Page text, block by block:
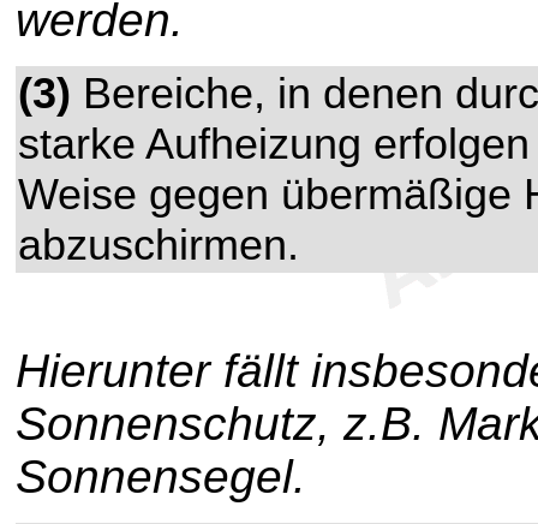
werden.
(3) Bereiche, in denen
starke Aufheizung
Weise gegen übermäßige
abzuschirmen.
Hierunter fällt
Sonnenschutz, z.B.
Sonnensegel.